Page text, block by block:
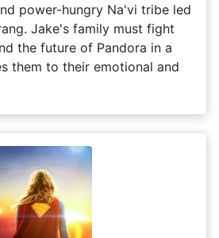
power-hungry Na'vi tribe led
Jake's family must fight
the future of Pandora in a
them to their emotional and